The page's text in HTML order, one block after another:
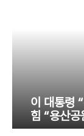
이 대통령
힘 “용산